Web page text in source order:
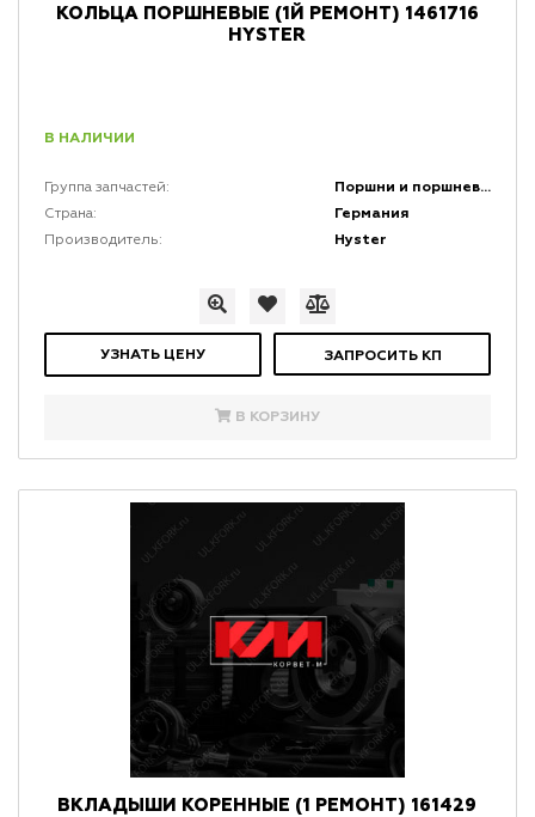
КОЛЬЦА ПОРШНЕВЫЕ (1Й РЕМОНТ) 1461716
HYSTER
В НАЛИЧИИ
Группа запчастей: Поршни и поршневая группа двигателей
Страна: Германия
Производитель: Hyster
УЗНАТЬ ЦЕНУ ЗАПРОСИТЬ КП
В КОРЗИНУ
ВКЛАДЫШИ КОРЕННЫЕ (1 РЕМОНТ) 161429